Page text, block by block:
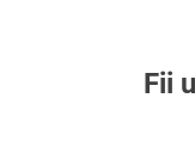
Fii